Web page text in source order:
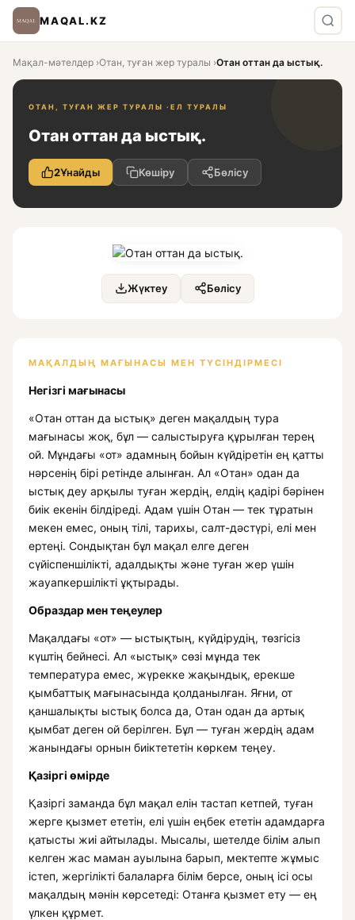
MAQAL.KZ
Мақал-мәтелдер ›Отан, туған жер туралы ›Отан оттан да ыстық.
ОТАН, ТУҒАН ЖЕР ТУРАЛЫ · ЕЛ ТУРАЛЫ
Отан оттан да ыстық.
2Ұнайды Көшіру Бөлісу
Жүктеу Бөлісу
МАҚАЛДЫҢ МАҒЫНАСЫ МЕН ТҮСІНДІРМЕСІ
Негізгі мағынасы
«Отан оттан да ыстық» деген мақалдың тура
мағынасы жоқ, бұл — салыстыруға құрылған терең
ой. Мұндағы «от» адамның бойын күйдіретін ең қатты
нәрсенің бірі ретінде алынған. Ал «Отан» одан да
ыстық деу арқылы туған жердің, елдің қадірі бәрінен
биік екенін білдіреді. Адам үшін Отан — тек тұратын
мекен емес, оның тілі, тарихы, салт-дәстүрі, елі мен
ертеңі. Сондықтан бұл мақал елге деген
сүйіспеншілікті, адалдықты және туған жер үшін
жауапкершілікті ұқтырады.
Образдар мен теңеулер
Мақалдағы «от» — ыстықтың, күйдірудің, төзгісіз
күштің бейнесі. Ал «ыстық» сөзі мұнда тек
температура емес, жүрекке жақындық, ерекше
қымбаттық мағынасында қолданылған. Яғни, от
қаншалықты ыстық болса да, Отан одан да артық
қымбат деген ой берілген. Бұл — туған жердің адам
жанындағы орнын биіктететін көркем теңеу.
Қазіргі өмірде
Қазіргі заманда бұл мақал елін тастап кетпей, туған
жерге қызмет ететін, елі үшін еңбек ететін адамдарға
қатысты жиі айтылады. Мысалы, шетелде білім алып
келген жас маман ауылына барып, мектепте жұмыс
істеп, жергілікті балаларға білім берсе, оның ісі осы
мақалдың мәнін көрсетеді: Отанға қызмет ету — ең
үлкен құрмет.